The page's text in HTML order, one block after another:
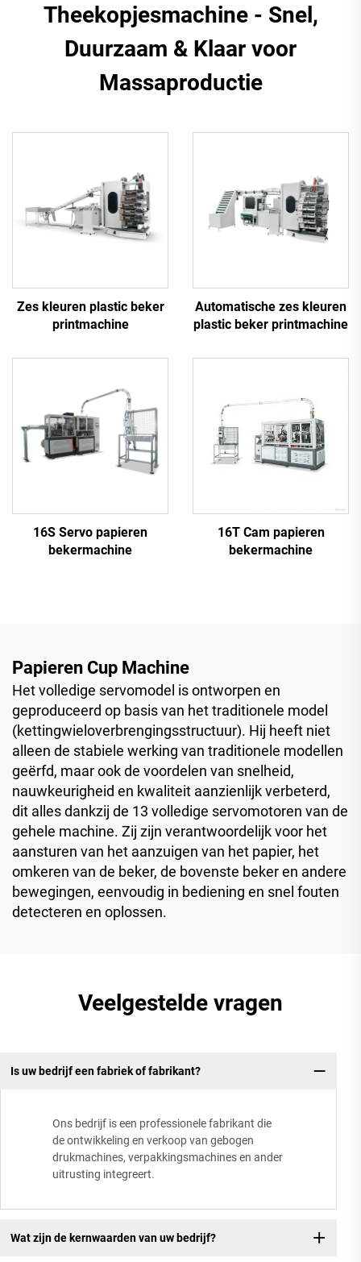
Theekopjesmachine - Snel,
Duurzaam & Klaar voor
Massaproductie
Zes kleuren plastic beker
printmachine
Automatische zes kleuren
plastic beker printmachine
16S Servo papieren
bekermachine
16T Cam papieren
bekermachine
Papieren Cup Machine
Het volledige servomodel is ontworpen en
geproduceerd op basis van het traditionele model
(kettingwieloverbrengingsstructuur). Hij heeft niet
alleen de stabiele werking van traditionele modellen
geërfd, maar ook de voordelen van snelheid,
nauwkeurigheid en kwaliteit aanzienlijk verbeterd,
dit alles dankzij de 13 volledige servomotoren van de
gehele machine. Zij zijn verantwoordelijk voor het
aansturen van het aanzuigen van het papier, het
omkeren van de beker, de bovenste beker en andere
bewegingen, eenvoudig in bediening en snel fouten
detecteren en oplossen.
Veelgestelde vragen
Is uw bedrijf een fabriek of fabrikant?
Ons bedrijf is een professionele fabrikant die
de ontwikkeling en verkoop van gebogen
drukmachines, verpakkingsmachines en ander
uitrusting integreert.
Wat zijn de kernwaarden van uw bedrijf?